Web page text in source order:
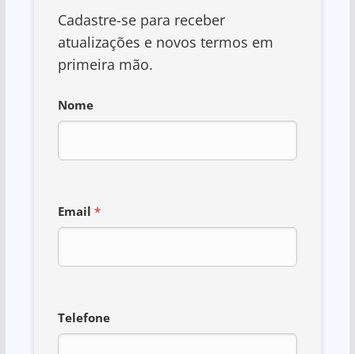
Cadastre-se para receber
atualizações e novos termos em
primeira mão.
Nome
Email *
Telefone